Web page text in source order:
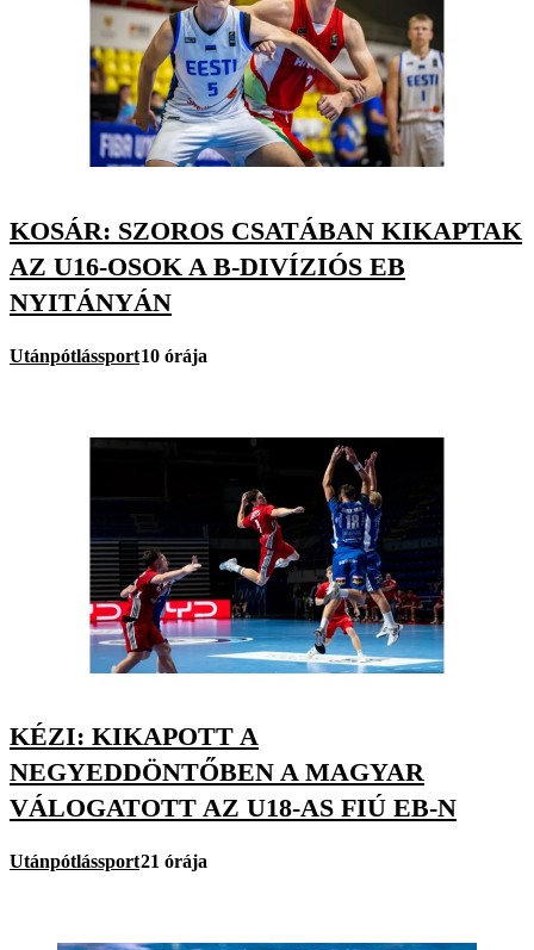
KOSÁR: SZOROS CSATÁBAN KIKAPTAK
AZ U16-OSOK A B-DIVÍZIÓS EB
NYITÁNYÁN
Utánpótlássport10 órája
KÉZI: KIKAPOTT A
NEGYEDDÖNTŐBEN A MAGYAR
VÁLOGATOTT AZ U18-AS FIÚ EB-N
Utánpótlássport21 órája